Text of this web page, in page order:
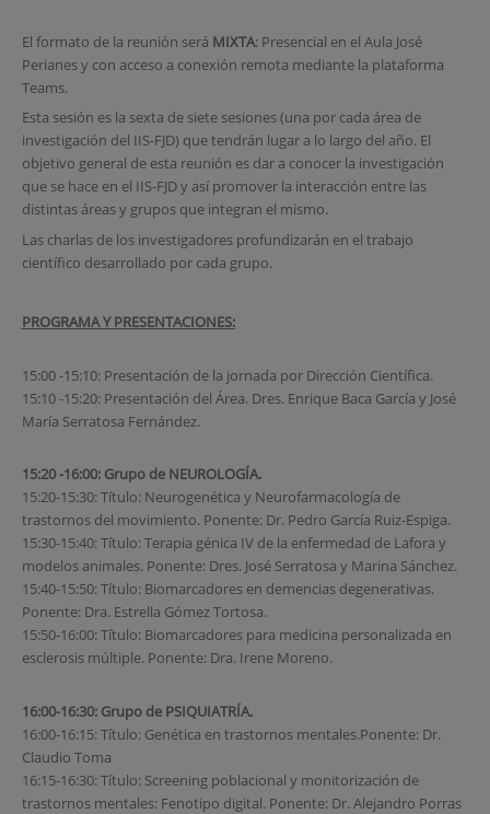
El formato de la reunión será MIXTA: Presencial en el Aula José
Perianes y con acceso a conexión remota mediante la plataforma
Teams.
Esta sesión es la sexta de siete sesiones (una por cada área de
investigación del IIS-FJD) que tendrán lugar a lo largo del año. El
objetivo general de esta reunión es dar a conocer la investigación
que se hace en el IIS-FJD y así promover la interacción entre las
distintas áreas y grupos que integran el mismo.
Las charlas de los investigadores profundizarán en el trabajo
científico desarrollado por cada grupo.
PROGRAMA Y PRESENTACIONES:
15:00 -15:10: Presentación de la jornada por Dirección Científica.
15:10 -15:20: Presentación del Área. Dres. Enrique Baca García y José
María Serratosa Fernández.
15:20 -16:00: Grupo de NEUROLOGÍA.
15:20-15:30: Título: Neurogenética y Neurofarmacología de
trastornos del movimiento. Ponente: Dr. Pedro García Ruiz-Espiga.
15:30-15:40: Título: Terapia génica IV de la enfermedad de Lafora y
modelos animales. Ponente: Dres. José Serratosa y Marina Sánchez.
15:40-15:50: Título: Biomarcadores en demencias degenerativas.
Ponente: Dra. Estrella Gómez Tortosa.
15:50-16:00: Título: Biomarcadores para medicina personalizada en
esclerosis múltiple. Ponente: Dra. Irene Moreno.
16:00-16:30: Grupo de PSIQUIATRÍA.
16:00-16:15: Título: Genética en trastornos mentales.Ponente: Dr.
Claudio Toma
16:15-16:30: Título: Screening poblacional y monitorización de
trastornos mentales: Fenotipo digital. Ponente: Dr. Alejandro Porras